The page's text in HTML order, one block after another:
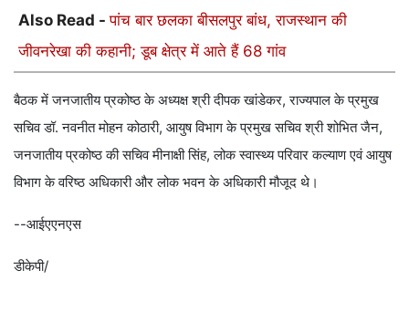
Also Read -पांच बार छलका बीसलपुर बांध, राजस्थान की
जीवनरेखा की कहानी; डूब क्षेत्र में आते हैं 68 गांव
बैठक में जनजातीय प्रकोष्ठ के अध्यक्ष श्री दीपक खांडेकर, राज्यपाल के प्रमुख
सचिव डॉ. नवनीत मोहन कोठारी, आयुष विभाग के प्रमुख सचिव श्री शोभित जैन,
जनजातीय प्रकोष्ठ की सचिव मीनाक्षी सिंह, लोक स्वास्थ्य परिवार कल्याण एवं आयुष
विभाग के वरिष्ठ अधिकारी और लोक भवन के अधिकारी मौजूद थे।
--आईएएनएस
डीकेपी/